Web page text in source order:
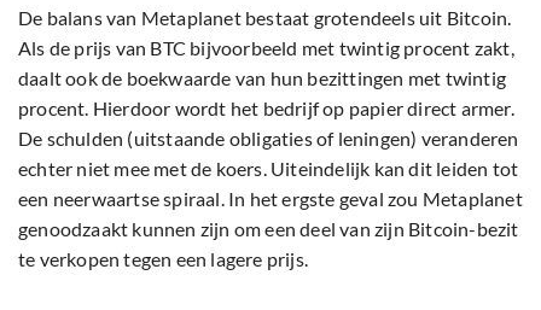
De balans van Metaplanet bestaat grotendeels uit Bitcoin.
Als de prijs van BTC bijvoorbeeld met twintig procent zakt,
daalt ook de boekwaarde van hun bezittingen met twintig
procent. Hierdoor wordt het bedrijf op papier direct armer.
De schulden (uitstaande obligaties of leningen) veranderen
echter niet mee met de koers. Uiteindelijk kan dit leiden tot
een neerwaartse spiraal. In het ergste geval zou Metaplanet
genoodzaakt kunnen zijn om een deel van zijn Bitcoin-bezit
te verkopen tegen een lagere prijs.